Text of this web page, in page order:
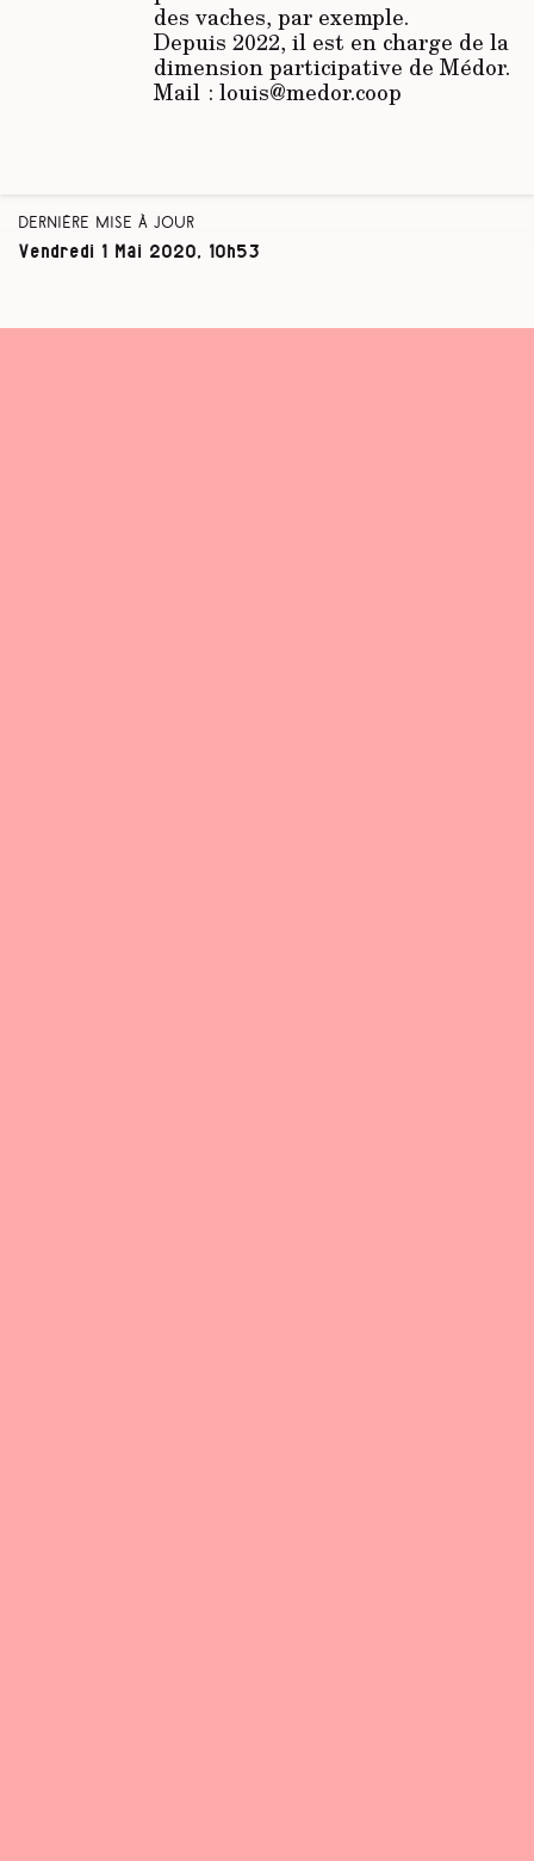
des vaches, par exemple.
Depuis 2022, il est en charge de la
dimension participative de Médor.
Mail : louis@medor.coop
Dernière mise à jour
Vendredi 1 Mai 2020, 10h53